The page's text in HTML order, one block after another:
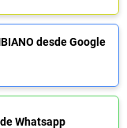
desde Google
Whatsapp